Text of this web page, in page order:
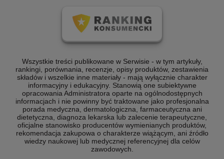
Wszystkie treści publikowane w Serwisie - w tym artykuły,
rankingi, porównania, recenzje, opisy produktów, zestawienia
składów i wszelkie inne materiały - mają wyłącznie charakter
informacyjny i edukacyjny. Stanowią one subiektywne
opracowania Administratora oparte na ogólnodostępnych
informacjach i nie powinny być traktowane jako profesjonalna
porada medyczna, dermatologiczna, farmaceutyczna ani
dietetyczna, diagnoza lekarska lub zalecenie terapeutyczne,
oficjalne stanowisko producentów wymienianych produktów,
rekomendacja zakupowa o charakterze wiążącym, ani źródło
wiedzy naukowej lub medycznej referencyjnej dla celów
zawodowych.